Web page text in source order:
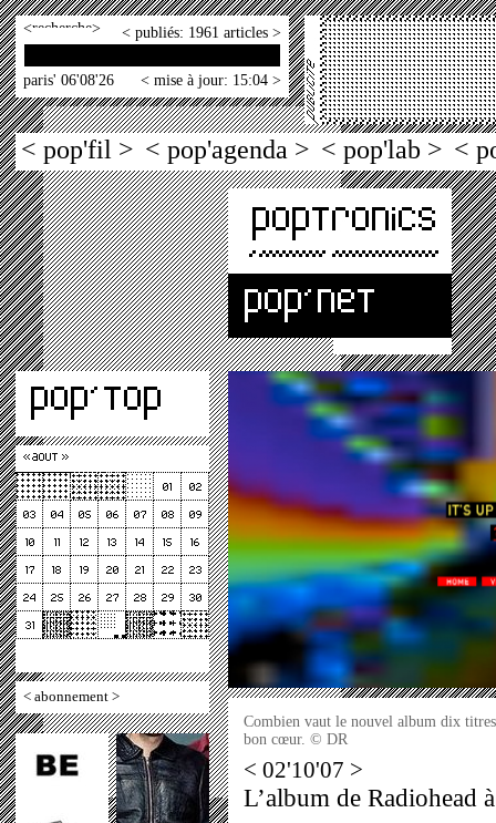
< > < publiés: 1961 articles >
paris' 06'08'26 < mise à jour: 15:04 >
< pop'fil > < pop'agenda > < pop'lab > <
< abonnement >
Combien vaut le nouvel album dix
bon cœur. © DR
< 02'10'07 >
L’album de Radiohead